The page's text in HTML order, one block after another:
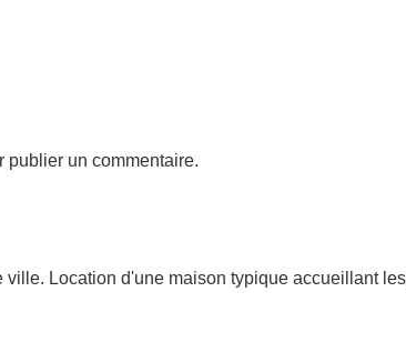
publier un commentaire.
ville. Location d'une maison typique accueillant